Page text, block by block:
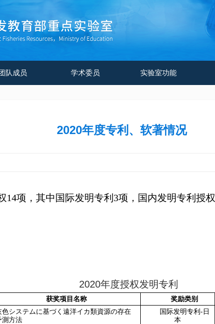
队成员 学术委员 实验室功能
2020年度专利、软著情况
14项，其中国际发明专利 3项，国内发明专利授权
2020年度授权发明专利
获奖项目名称 奖励类别
色システムに基づく遠洋イカ類資源の存在
測方法
国际发明专利 -日
本